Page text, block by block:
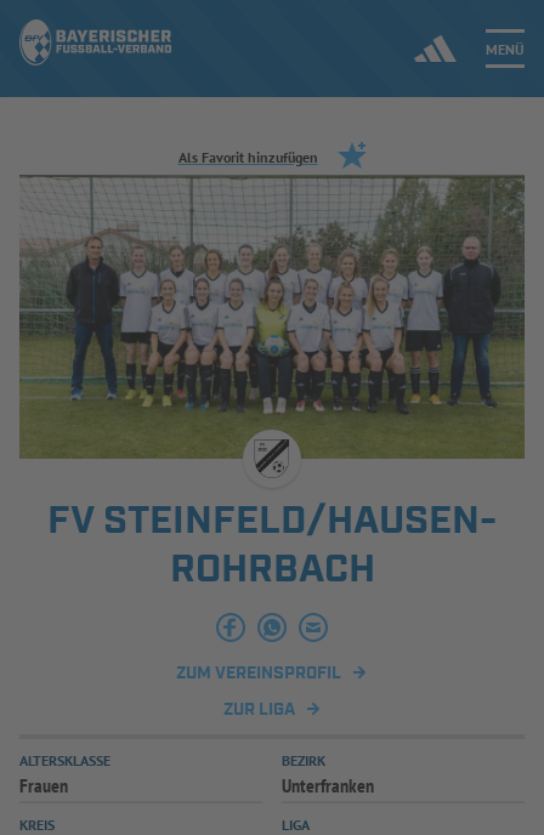
MENÜ
Jetzt einloggen
ERGEBNISSE & WETTBEWERBE
NEUIGKEITEN
SPIELBETRIEB & VERBANDSLEBEN
AUSBILDUNG & FÖRDERUNG
INFOTHEK SPIELPLUS
Als Favorit hinzufügen
FV STEINFELD/HAUSEN-
ROHRBACH
ZUM VEREINSPROFIL
ZUR LIGA
ALTERSKLASSE
Frauen
BEZIRK
Unterfranken
KREIS LIGA